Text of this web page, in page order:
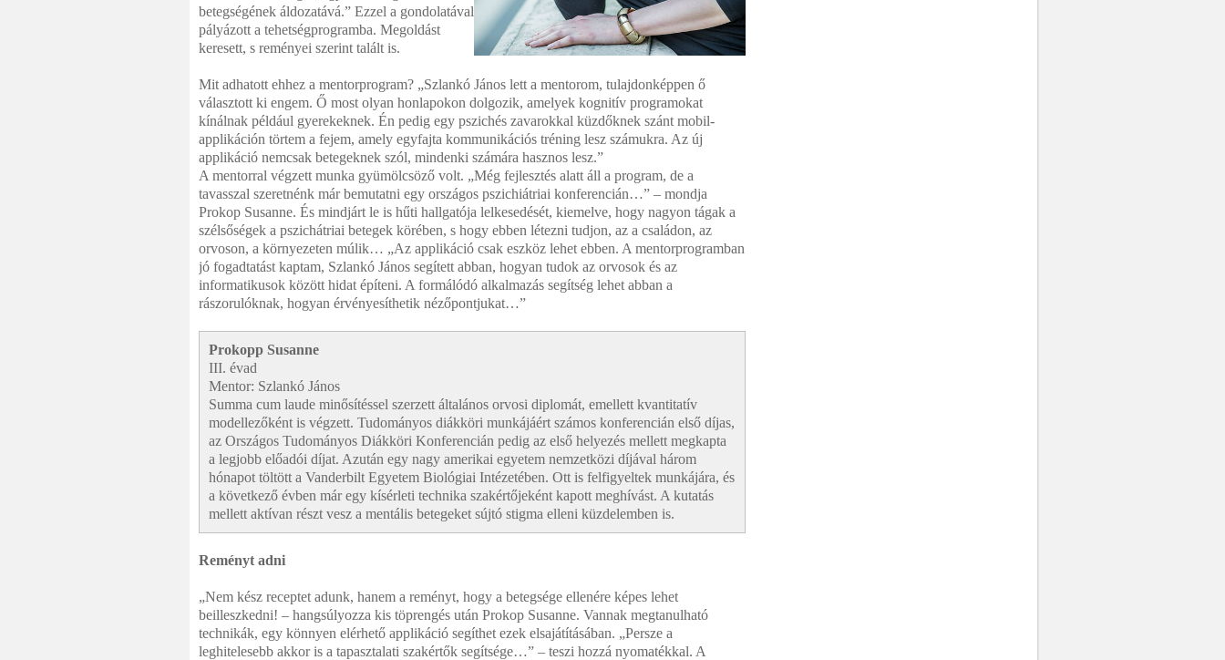
betegségének áldozatává.” Ezzel a gondolatával
pályázott a tehetségprogramba. Megoldást
keresett, s reményei szerint talált is.
Mit adhatott ehhez a mentorprog­ram? „Szlankó János lett a mentorom, tulajdonképpen ő
választott ki engem. Ő most olyan honlapokon dolgozik, amelyek kognitív programokat
kínálnak például gyerekeknek. Én pedig egy pszichés zavarokkal küzdőknek szánt mobil­
applikáción törtem a fejem, amely egyfajta kommunikációs tréning lesz számukra. Az új
applikáció nemcsak betegeknek szól, mindenki számára hasznos lesz.”
A mentorral végzett munka gyümöl­csöző volt. „Még fejlesztés alatt áll a prog­ram, de a
tavasszal szeretnénk már bemutatni egy országos pszichiátriai konferencián…” – mondja
Prokop Susanne. És mindjárt le is hűti hallgatója lelkesedését, kiemelve, hogy nagyon tágak a
szélsőségek a pszichátriai betegek körében, s hogy ebben létezni tudjon, az a családon, az
orvoson, a környezeten múlik… „Az applikáció csak eszköz lehet ebben. A mentorprogramban
jó fogadtatást kaptam, Szlan­kó János segített abban, hogyan tudok az orvosok és az
informatikusok között hidat építeni. A formálódó alkalmazás segít­ség lehet abban a
rászorulóknak, ho­gyan érvényesíthetik nézőpontjukat…”
Prokopp Susanne
III. évad
Mentor: Szlankó János
Summa cum laude minősítéssel szerzett általános orvosi diplomát, emellett kvantitatív
modellezőként is végzett. Tudományos diákköri munkájáért számos konferencián első díjas,
az Országos Tudományos Diákköri Konferencián pedig az első helyezés mellett megkapta
a legjobb előadói díjat. Azután egy nagy amerikai egyetem nemzetközi díjával három
hónapot töltött a Vanderbilt Egyetem Biológiai Intézetében. Ott is felfigyeltek munkájára, és
a következő évben már egy kísérleti technika szakértőjeként kapott meghívást. A kutatás
mellett aktívan részt vesz a mentális betegeket sújtó stigma elleni küzdelemben is.
Reményt adni
„Nem kész receptet adunk, hanem a reményt, hogy a betegsége ellenére képes lehet
beilleszkedni! – hangsúlyozza kis töp­rengés után Prokop Susanne. Vannak megtanulható
technikák, egy könnyen elérhető applikáció segíthet ezek elsajátításában. „Persze a
leghitelesebb akkor is a tapasztalati szakértők segítsége…” – teszi hozzá nyomatékkal. A